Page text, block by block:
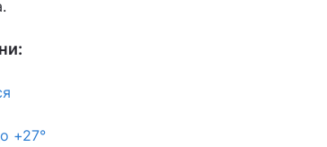
+27°